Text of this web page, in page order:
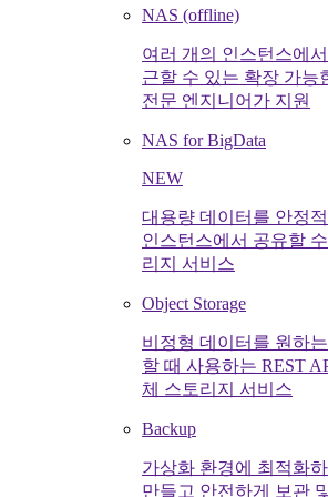
NAS (offline)
여러 개의 인스턴스에
근할 수 있는 확장 가능
전문 엔지니어가 지원
NAS for BigData
NEW
대용량 데이터를 안정
인스턴스에서 공유할
리지 서비스
Object Storage
비정형 데이터를 원하
할 때 사용하는 REST
체 스토리지 서비스
Backup
가상화 환경에 최적화
만들고 안전하게 보관